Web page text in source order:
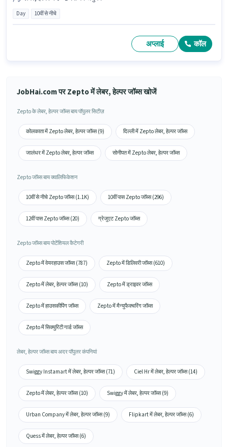
Day 10वीं से नीचे
अप्लाई कॉल
JobHai.com पर Zepto में लेबर, हेल्पर जॉब्स खोजें
Zepto के लेबर, हेल्पर जॉब्स बाय पॉपुलर सिटीज़
कोलकाता में Zepto लेबर, हेल्पर जॉब्स (9) दिल्ली में Zepto लेबर, हेल्पर जॉब्स
जालंधर में Zepto लेबर, हेल्पर जॉब्स सोनीपत में Zepto लेबर, हेल्पर जॉब्स
Zepto जॉब्स बाय क्वालिफिकेशन
10वीं से नीचे Zepto जॉब्स (1.1K) 10वीं पास Zepto जॉब्स (296)
12वीं पास Zepto जॉब्स (20) ग्रेजुएट Zepto जॉब्स
Zepto जॉब्स बाय पोटेंशियल कैटेगरी
Zepto में वेयरहाउस जॉब्स (787) Zepto में डिलिवरी जॉब्स (610)
Zepto में लेबर, हेल्पर जॉब्स (10) Zepto में ड्राइवर जॉब्स
Zepto में हाउसकीपिंग जॉब्स Zepto में मैन्युफैक्चरिंग जॉब्स
Zepto में सिक्युरिटी गार्ड जॉब्स
लेबर, हेल्पर जॉब्स बाय अदर पॉपुलर कंपनियां
Swiggy Instamart में लेबर, हेल्पर जॉब्स (71) Ciel Hr में लेबर, हेल्पर जॉब्स (14)
Zepto में लेबर, हेल्पर जॉब्स (10) Swiggy में लेबर, हेल्पर जॉब्स (9)
Urban Company में लेबर, हेल्पर जॉब्स (9) Flipkart में लेबर, हेल्पर जॉब्स (6)
Quess में लेबर, हेल्पर जॉब्स (6)